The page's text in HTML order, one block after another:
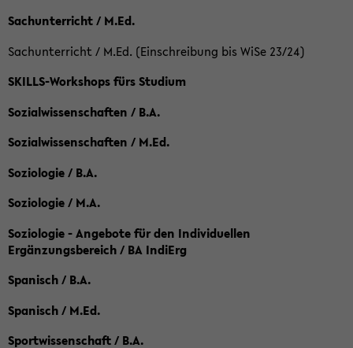
Sachunterricht / M.Ed.
Sachunterricht / M.Ed. (Einschreibung bis WiSe 23/24)
SKILLS-Workshops fürs Studium
Sozialwissenschaften / B.A.
Sozialwissenschaften / M.Ed.
Soziologie / B.A.
Soziologie / M.A.
Soziologie - Angebote für den Individuellen
Ergänzungsbereich / BA IndiErg
Spanisch / B.A.
Spanisch / M.Ed.
Sportwissenschaft / B.A.